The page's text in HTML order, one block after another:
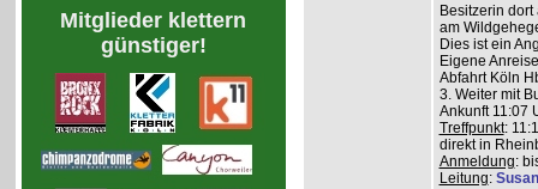
Mitglieder klettern
günstiger!
Besitzerin
am
Dies ist ein
Eigene
Abfahrt Köln
3. Weiter mit
Ankunft 11:07
Treffpunkt:
direkt in
Anmeldung:
Leitung: